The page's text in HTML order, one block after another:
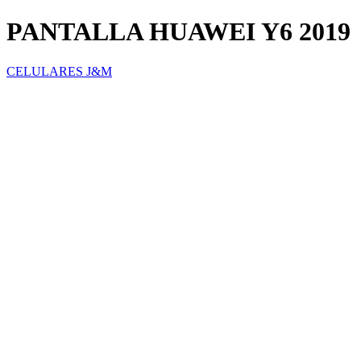
PANTALLA HUAWEI Y6 2019
CELULARES J&M